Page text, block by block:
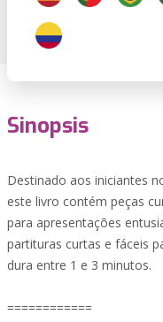
Sinopsis
Destinado aos iniciantes
este livro contém peças
para apresentações
partituras curtas e fáceis
dura entre 1 e 3 minutos.
============